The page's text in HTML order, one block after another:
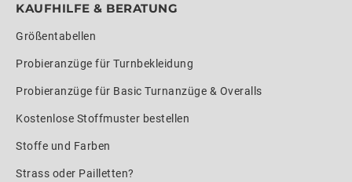
KAUFHILFE & BERATUNG
Größentabellen
Probieranzüge für Turnbekleidung
Probieranzüge für Basic Turnanzüge & Overalls
Kostenlose Stoffmuster bestellen
Stoffe und Farben
Strass oder Pailletten?